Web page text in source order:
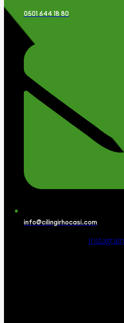
0501 644 18 80
info@cilingirhocasi.com
Instagram